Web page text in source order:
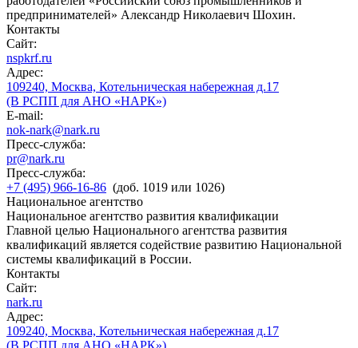
предпринимателей» Александр Николаевич Шохин.
Контакты
Сайт:
nspkrf.ru
Адрес:
109240, Москва, Котельническая набережная д.17
(В РСПП для АНО «НАРК»)
E-mail:
nok-nark@nark.ru
Пресс-служба:
pr@nark.ru
Пресс-служба:
+7 (495) 966-16-86 (доб. 1019 или 1026)
Национальное агентство
Национальное агентство развития квалификации
Главной целью Национального агентства развития
квалификаций является содействие развитию Национальной
системы квалификаций в России.
Контакты
Сайт:
nark.ru
Адрес:
109240, Москва, Котельническая набережная д.17
(В РСПП для АНО «НАРК»)